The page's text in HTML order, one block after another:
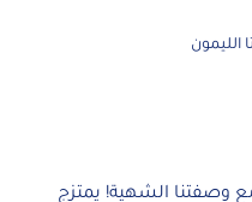
الليمون
وصفتنا الشهية! يمتزج